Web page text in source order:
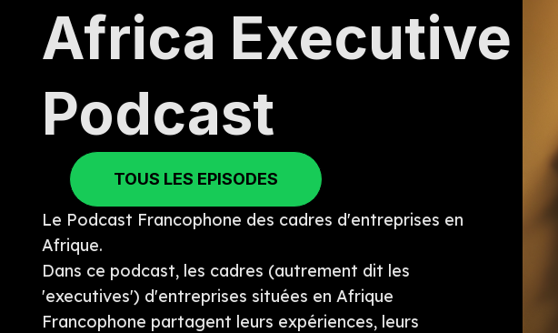
Africa Executive
Podcast
TOUS LES EPISODES
Le Podcast Francophone des cadres d'entreprises en
Afrique.
Dans ce podcast, les cadres (autrement dit les
'executives') d'entreprises situées en Afrique
Francophone partagent leurs expériences, leurs